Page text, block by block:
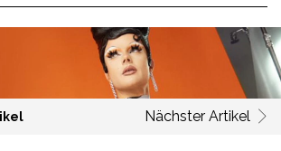
Nächster Artikel